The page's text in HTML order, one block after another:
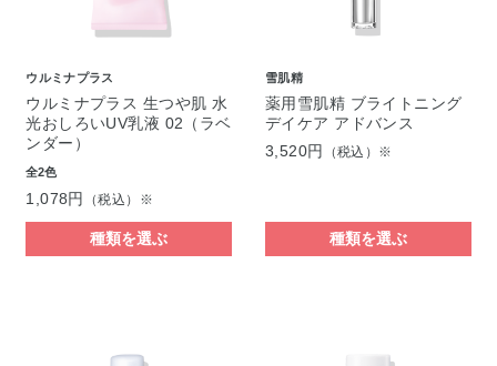
ウルミナプラス
ウルミナプラス 生つや肌 水
光おしろいUV乳液 02（ラベ
ンダー）
全2色
1,078円 （税込）※
種類を選ぶ
雪肌精
薬用雪肌精 ブライトニング
デイケア アドバンス
3,520円
（税込）※
種類を選ぶ